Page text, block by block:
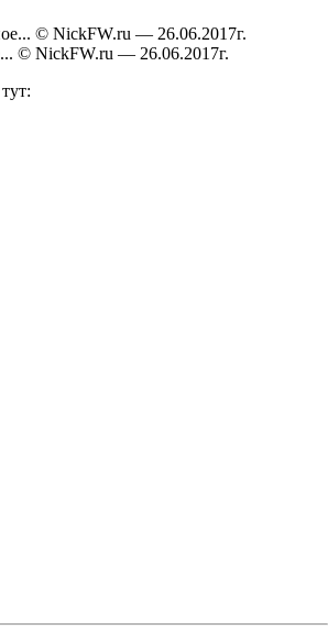
© NickFW.ru — 26.06.2017г.